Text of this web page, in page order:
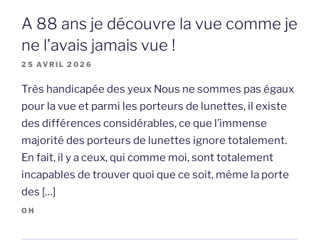
A 88 ans je découvre la vue comme je
ne l’avais jamais vue !
25 AVRIL 2026
Très handicapée des yeux Nous ne sommes pas égaux
pour la vue et parmi les porteurs de lunettes, il existe
des différences considérables, ce que l’immense
majorité des porteurs de lunettes ignore totalement.
En fait, il y a ceux, qui comme moi, sont totalement
incapables de trouver quoi que ce soit, même la porte
des […]
OH